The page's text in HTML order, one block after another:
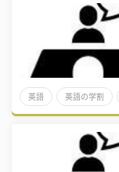
英語 英語の学割